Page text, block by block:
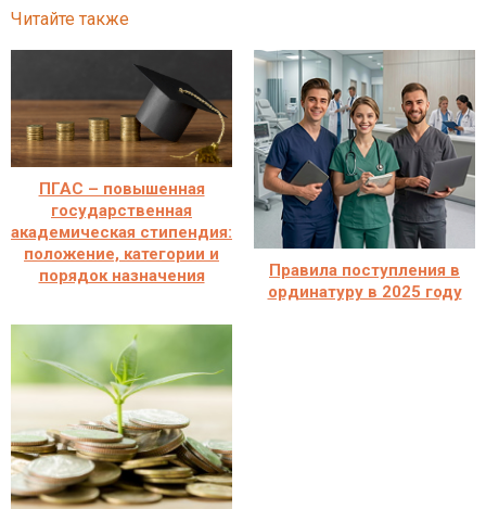
Читайте также
ПГАС – повышенная
государственная
академическая стипендия:
положение, категории и
порядок назначения
Правила поступления в
ординатуру в 2025 году